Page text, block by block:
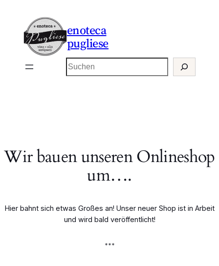
enoteca
pugliese
Suchen
Wir bauen unseren Onlineshop
um….
Hier bahnt sich etwas Großes an! Unser neuer Shop ist in Arbeit
und wird bald veröffentlicht!
***